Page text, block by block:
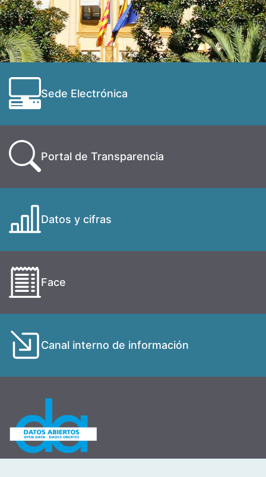
Sede Electrónica
Portal de Transparencia
Datos y cifras
Face
Canal interno de información